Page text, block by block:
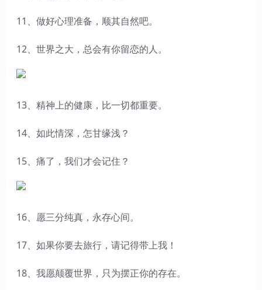
11、做好心理准备，顺其自然吧。
12、世界之大，总会有你留恋的人。
13、精神上的健康，比一切都重要。
14、如此情深，怎甘缘浅？
15、痛了，我们才会记住？
16、愿三分纯真，永存心间。
17、如果你要去旅行，请记得带上我！
18、我愿颠覆世界，只为摆正你的存在。